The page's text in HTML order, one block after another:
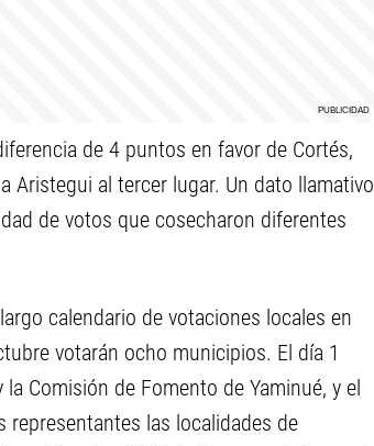
de 4 puntos en favor de Cortés,
Aristegui al tercer lugar. Un dato llamativo
de votos que cosecharon diferentes
calendario de votaciones locales en
votarán ocho municipios. El día 1
Comisión de Fomento de Yaminué, y el
representantes las localidades de